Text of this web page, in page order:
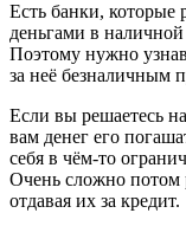
Есть банки, которые
деньгами в
Поэтому нужно
за неё безналичным
Если вы решаетесь
вам денег его
себя в чём-то
Очень сложно потом
отдавая их за кредит.